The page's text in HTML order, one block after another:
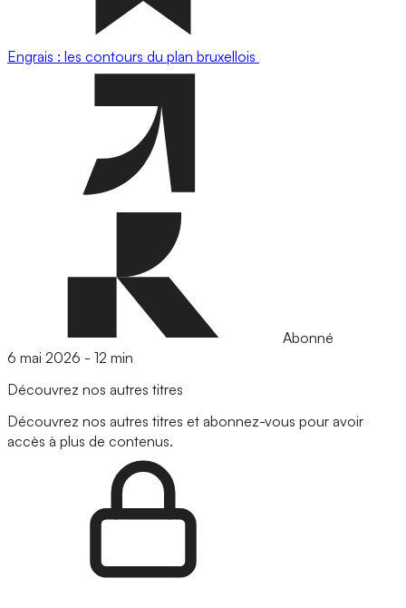
Engrais : les contours du plan bruxellois
Abonné
6 mai 2026 - 12 min
Découvrez nos autres titres
Découvrez nos autres titres et abonnez-vous pour avoir
accès à plus de contenus.